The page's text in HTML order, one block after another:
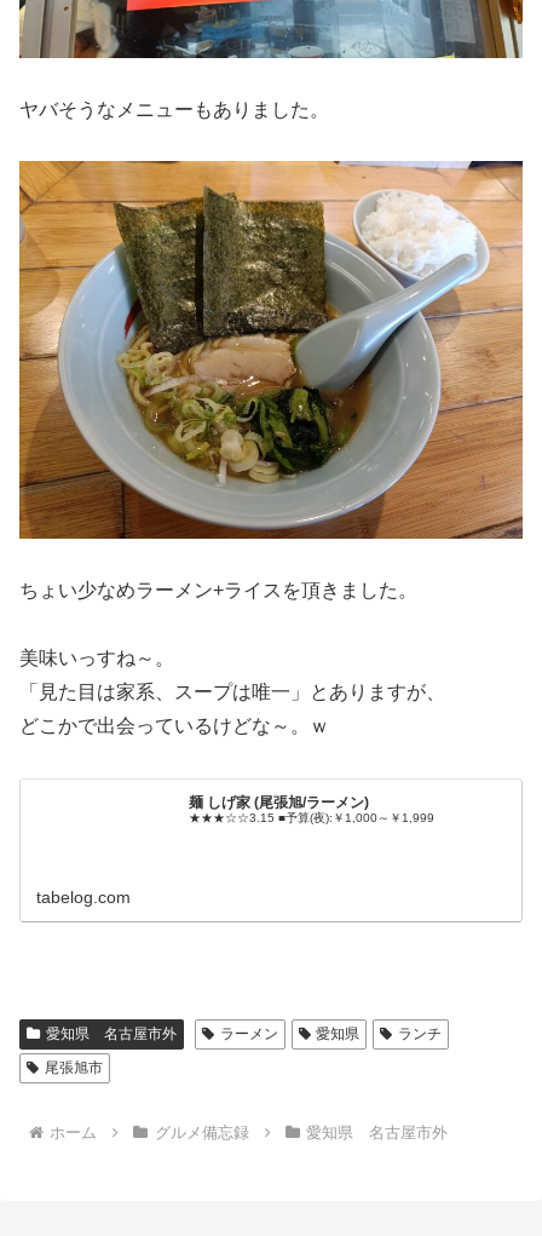
ヤバそうなメニューもありました。
ちょい少なめラーメン+ライスを頂きました。
美味いっすね～。
「見た目は家系、スープは唯一」とありますが、
どこかで出会っているけどな～。ｗ
麺 しげ家 (尾張旭/ラーメン)
★★★☆☆3.15 ■予算(夜):￥1,000～￥1,999
tabelog.com
愛知県 名古屋市外 ラーメン 愛知県
ランチ
尾張旭市
ホーム グルメ備忘録 愛知県 名古屋市外